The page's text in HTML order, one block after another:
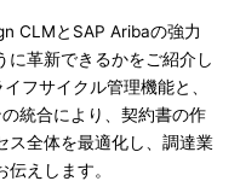
CLMとSAP Aribaの強力
に革新できるかをご紹介し
フサイクル管理機能と、
統合により、契約書の作
ス全体を最適化し、調達業
えします。